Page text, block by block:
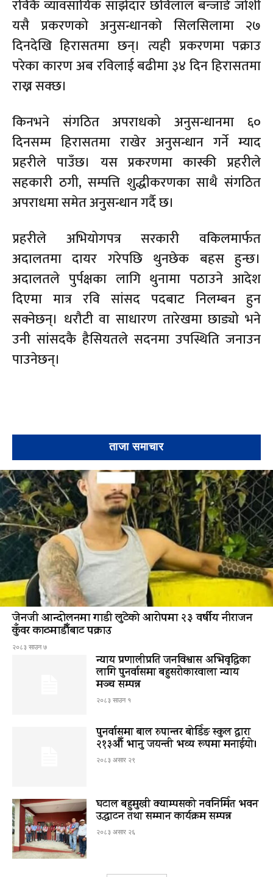
रविकै व्यावसायिक साझेदार छविलाल बन्जाडे जोशी
यसै प्रकरणको अनुसन्धानको सिलसिलामा २७
दिनदेखि हिरासतमा छन्। त्यही प्रकरणमा पक्राउ
परेका कारण अब रविलाई बढीमा ३४ दिन हिरासतमा
राख्न सक्छ।
किनभने संगठित अपराधको अनुसन्धानमा ६०
दिनसम्म हिरासतमा राखेर अनुसन्धान गर्ने म्याद
प्रहरीले पाउँछ। यस प्रकरणमा कास्की प्रहरीले
सहकारी ठगी, सम्पत्ति शुद्धीकरणका साथै संगठित
अपराधमा समेत अनुसन्धान गर्दै छ।
प्रहरीले अभियोगपत्र सरकारी वकिलमार्फत
अदालतमा दायर गरेपछि थुनछेक बहस हुन्छ।
अदालतले पुर्पक्षका लागि थुनामा पठाउने आदेश
दिएमा मात्र रवि सांसद पदबाट निलम्बन हुन
सक्नेछन्। धरौटी वा साधारण तारेखमा छाड्यो भने
उनी सांसदकै हैसियतले सदनमा उपस्थिति जनाउन
पाउनेछन्।
ताजा समाचार
जेनजी आन्दोलनमा गाडी लुटेको आरोपमा २३ वर्षीय नीराजन
कुँवर काठमाडौँबाट पक्राउ
२०८३ साउन ७
न्याय प्रणालीप्रति जनविश्वास अभिवृद्धिका
लागि पुनर्वासमा बहुसरोकारवाला न्याय
मञ्च सम्पन्न
२०८३ साउन १
पुनर्वासमा बाल रुपान्तर बोर्डिङ स्कुल द्धारा
२१३औँ भानु जयन्ती भव्य रूपमा मनाईयो।
२०८३ असार २९
घटाल बहुमुखी क्याम्पसको नवनिर्मित भवन
उद्घाटन तथा सम्मान कार्यक्रम सम्पन्न
२०८३ असार २६